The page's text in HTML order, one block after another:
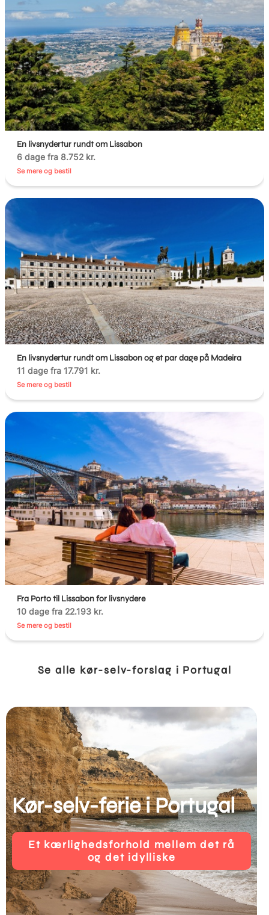
En livsnydertur rundt om Lissabon
6 dage fra 8.752 kr.
Se mere og bestil
En livsnydertur rundt om Lissabon og et par dage på Madeira
11 dage fra 17.791 kr.
Se mere og bestil
Fra Porto til Lissabon for livsnydere
10 dage fra 22.193 kr.
Se mere og bestil
Se alle kør-selv-forslag i Portugal
Kør-selv-ferie i Portugal
Et kærlighedsforhold mellem det rå
og det idylliske